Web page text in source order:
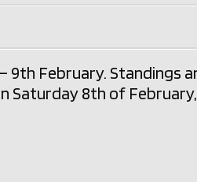
9th February. Standings
Saturday 8th of